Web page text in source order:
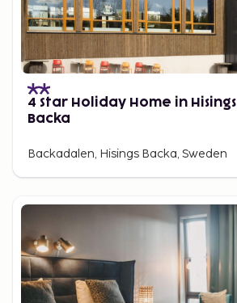
4 Star Holiday Home in Hisings
Backa
Backadalen, Hisings Backa, Sweden